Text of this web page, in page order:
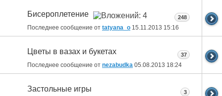
Бисероплетение
Последнее сообщение от tatyana_o 15.11.2013 15:16
248
Цветы в вазах и букетах
Последнее сообщение от nezabudka 05.08.2013 18:24
37
Застольные игры 3